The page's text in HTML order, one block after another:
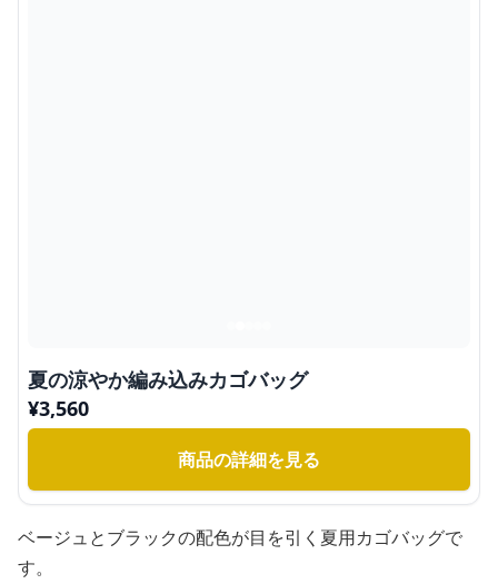
夏の涼やか編み込みカゴバッグ
¥3,560
商品の詳細を見る
ベージュとブラックの配色が目を引く夏用カゴバッグで
す。